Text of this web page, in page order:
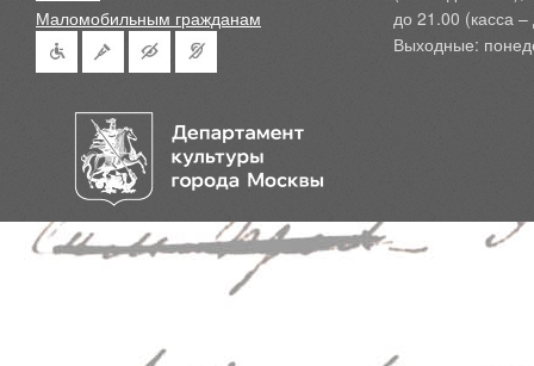
Маломобильным гражданам
до 21.00 (касса
Выходные: